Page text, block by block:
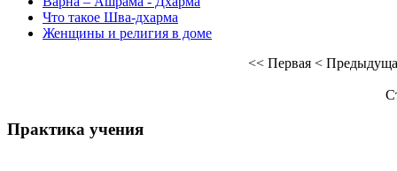
Что такое Шва-дхарма
Женщины и религия в доме
<< Первая <
Практика учения